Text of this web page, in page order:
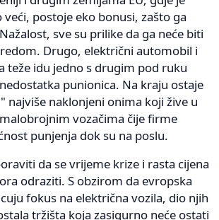
postoje eko bonusi, zašto ga
sve su prilike da ga neće biti
Drugo, električni automobil i
teže idu jedno s drugim pod ruku
punionica. Na kraju ostaje
najviše naklonjeni onima koji žive u
vozačima čije firme
punjenja dok su na poslu.
da se vrijeme krize i rasta cijena
odraziti. S obzirom da evropska
fokus na električna vozila, dio njih
tržišta koja zasigurno neće ostati